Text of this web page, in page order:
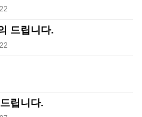
드립니다.
립니다.